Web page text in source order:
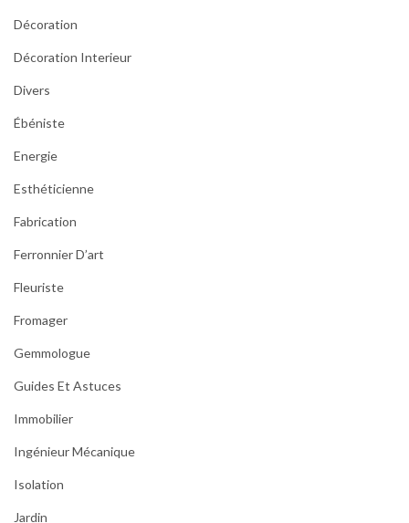
Décoration
Décoration Interieur
Divers
Ébéniste
Energie
Esthéticienne
Fabrication
Ferronnier D’art
Fleuriste
Fromager
Gemmologue
Guides Et Astuces
Immobilier
Ingénieur Mécanique
Isolation
Jardin